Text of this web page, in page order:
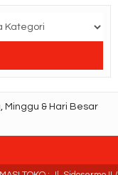
Minggu & Hari Besar